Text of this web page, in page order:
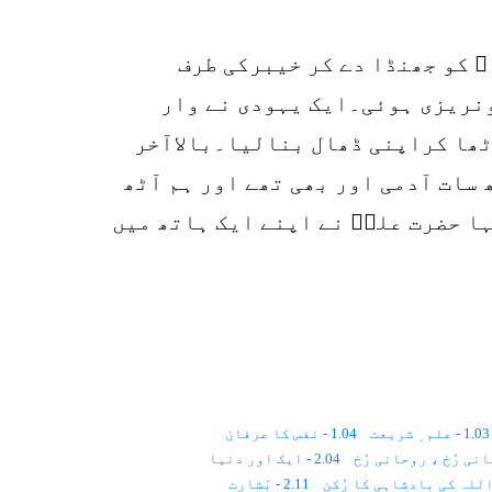
کو جھنڈا دے کر خیبرکی طرف
ہوئی۔ایک یہودی نے وار
کراپنی ڈھال بنالیا۔بالاآخر
آدمی اور بھی تھے اور ہم آٹھ
حضرت علیؓ نے اپنے ایک ہاتھ میں
1.03 - علم ِ شریعت
1.04 - نفس کا عرفان
2.04 - ایک اور دنیا
2.11 - بَشارت